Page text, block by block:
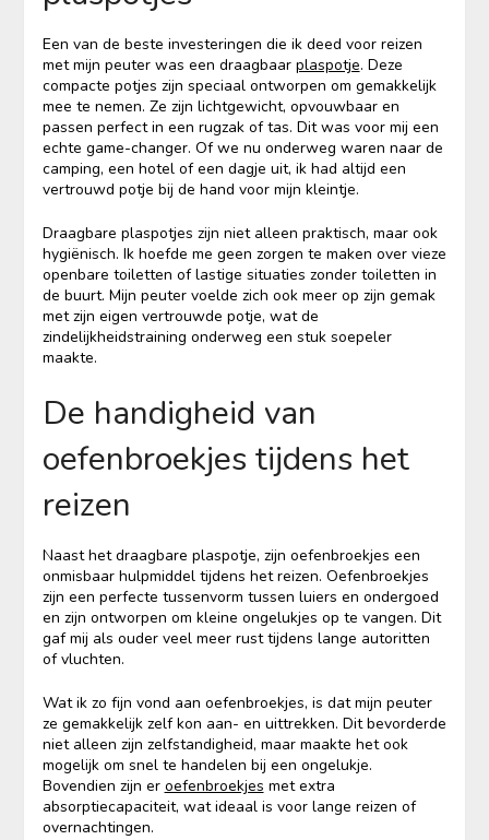
Een van de beste investeringen die ik deed voor reizen
met mijn peuter was een draagbaar plaspotje. Deze
compacte potjes zijn speciaal ontworpen om gemakkelijk
mee te nemen. Ze zijn lichtgewicht, opvouwbaar en
passen perfect in een rugzak of tas. Dit was voor mij een
echte game-changer. Of we nu onderweg waren naar de
camping, een hotel of een dagje uit, ik had altijd een
vertrouwd potje bij de hand voor mijn kleintje.
Draagbare plaspotjes zijn niet alleen praktisch, maar ook
hygiënisch. Ik hoefde me geen zorgen te maken over vieze
openbare toiletten of lastige situaties zonder toiletten in
de buurt. Mijn peuter voelde zich ook meer op zijn gemak
met zijn eigen vertrouwde potje, wat de
zindelijkheidstraining onderweg een stuk soepeler
maakte.
De handigheid van
oefenbroekjes tijdens het
reizen
Naast het draagbare plaspotje, zijn oefenbroekjes een
onmisbaar hulpmiddel tijdens het reizen. Oefenbroekjes
zijn een perfecte tussenvorm tussen luiers en ondergoed
en zijn ontworpen om kleine ongelukjes op te vangen. Dit
gaf mij als ouder veel meer rust tijdens lange autoritten
of vluchten.
Wat ik zo fijn vond aan oefenbroekjes, is dat mijn peuter
ze gemakkelijk zelf kon aan- en uittrekken. Dit bevorderde
niet alleen zijn zelfstandigheid, maar maakte het ook
mogelijk om snel te handelen bij een ongelukje.
Bovendien zijn er oefenbroekjes met extra
absorptiecapaciteit, wat ideaal is voor lange reizen of
overnachtingen.